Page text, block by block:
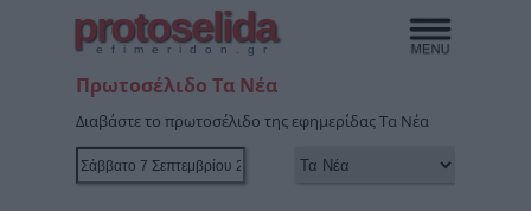
protoselida
efimeridon.gr
Πρωτοσέλιδο Τα Νέα
Διαβάστε το πρωτοσέλιδο της εφημερίδας Τα Νέα